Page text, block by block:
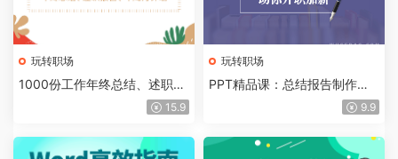
玩转职场
1000份工作年终总结、述职报
告、年周月计划表格模板合集
15.9
玩转职场
PPT精品课：总结报告制作质
量提升300%，助你升职加薪9.9